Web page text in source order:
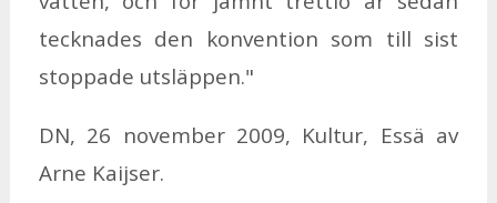
teck­na­des den kon­ven­tion som till sist
stop­pa­de ut­släp­pen."
DN, 26 no­vem­ber 2009, Kul­tur, Essä av
Arne Ka­ij­ser.